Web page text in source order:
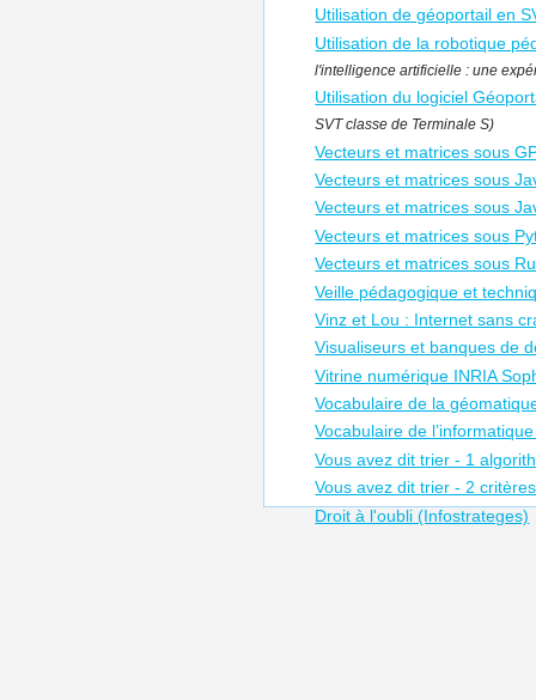
Utilisation de géoportail en
Utilisation de la robotique
l'intelligence artificielle : une
Utilisation du logiciel
SVT classe de Terminale S)
Vecteurs et matrices sous
Vecteurs et matrices sous
Vecteurs et matrices sous
Vecteurs et matrices sous
Vecteurs et matrices sous
Veille pédagogique et
Vinz et Lou : Internet sans
Visualiseurs et banques de
Vitrine numérique INRIA
Vocabulaire de la
Vocabulaire de
Vous avez dit trier - 1
Vous avez dit trier - 2 critères
Droit à l'oubli (Infostrateges)